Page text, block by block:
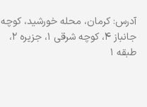
آدرس: کرمان، محله خورشید، کوچه
جانباز 4، کوچه شرقی 1، جزیره 2،
طبقه 1